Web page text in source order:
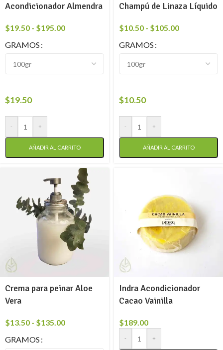
Acondicionador Almendra
$19.50 - $195.00
GRAMOS
$19.50
- +
AÑADIR AL CARRITO
Champú de Linaza Líquido
$10.50 - $105.00
GRAMOS
$10.50
- +
AÑADIR AL CARRITO
Crema para peinar Aloe
Vera
$13.50 - $135.00
GRAMOS
Indra Acondicionador
Cacao Vainilla
$189.00
- +